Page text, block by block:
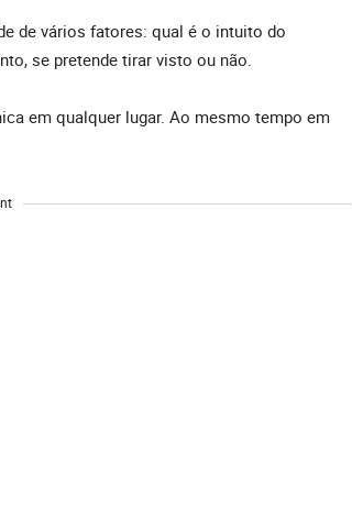
de vários fatores: qual é o intuito do
se pretende tirar visto ou não.
em qualquer lugar. Ao mesmo tempo em